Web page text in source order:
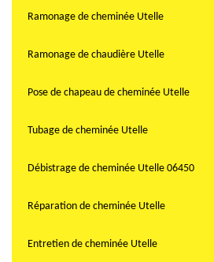
Ramonage de cheminée Utelle
Ramonage de chaudière Utelle
Pose de chapeau de cheminée Utelle
Tubage de cheminée Utelle
Débistrage de cheminée Utelle 06450
Réparation de cheminée Utelle
Entretien de cheminée Utelle